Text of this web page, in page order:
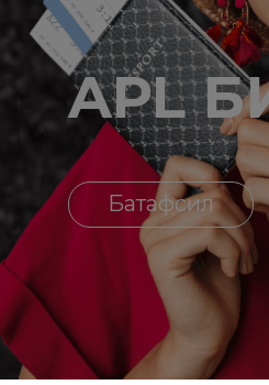
APL
Батафсил